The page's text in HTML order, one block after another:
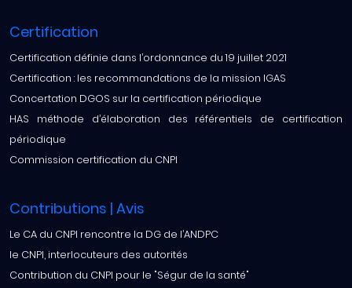
Certification
Certification définie dans l’ordonnance du 19 juillet 2021
Certification : les recommandations de la mission IGAS
Concertation DGOS sur la certification périodique
HAS méthode d’élaboration des référentiels de certification
périodique
Commission certification du CNPI
Contributions | Avis
Le CA du CNPI rencontre la DG de l’ANDPC
le CNPI, interlocuteurs des autorités
Contribution du CNPI pour le "Ségur de la santé"